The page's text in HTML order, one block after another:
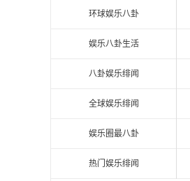
环球娱乐八卦
娱乐八卦生活
八卦娱乐绯闻
全球娱乐绯闻
娱乐圈最八卦
热门娱乐绯闻